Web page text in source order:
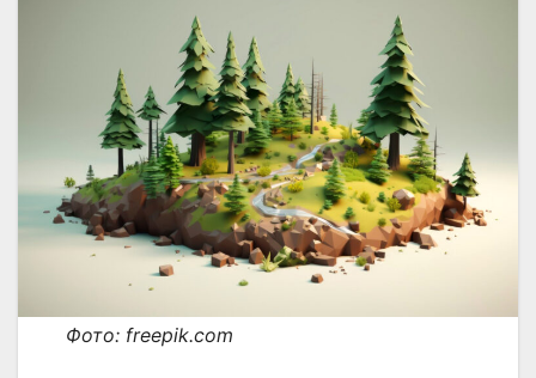
Фото: freepik.com